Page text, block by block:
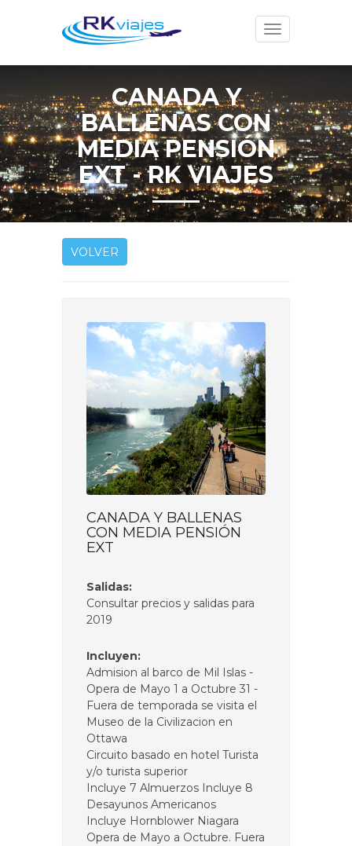
Toggle
navigation
CANADA Y
BALLENAS CON
MEDIA PENSIÓN
EXT - RK VIAJES
VOLVER
CANADA Y BALLENAS
CON MEDIA PENSIÓN
EXT
Salidas:
Consultar precios y salidas para
2019
Incluyen:
Admision al barco de Mil Islas -
Opera de Mayo 1 a Octubre 31 -
Fuera de temporada se visita el
Museo de la Civilizacion en
Ottawa
Circuito basado en hotel Turista
y/o turista superior
Incluye 7 Almuerzos Incluye 8
Desayunos Americanos
Incluye Hornblower Niagara
Opera de Mayo a Octubre. Fuera